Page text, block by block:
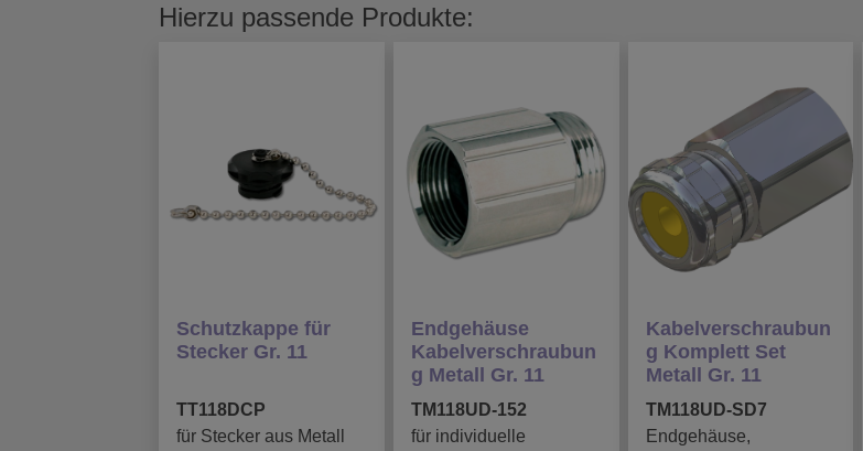
Hierzu passende Produkte:
Schutzkappe für
Stecker Gr. 11
TT118DCP
für Stecker aus Metall
Endgehäuse
Kabelverschraubun
g Metall Gr. 11
TM118UD-152
für individuelle
Kabelverschraubun
g Komplett Set
Metall Gr. 11
TM118UD-SD7
Endgehäuse,